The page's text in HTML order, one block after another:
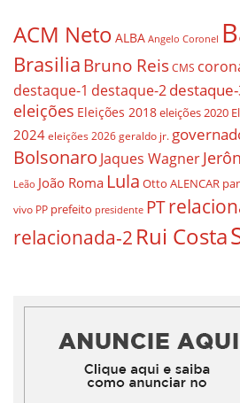
ACM Neto ALBA Angelo Coronel
BrasiliaBruno ReisCMS
destaque-1 destaque-2
eleições Eleições 2018eleições 2020
2024 eleições 2026 geraldo jr.
Bolsonaro Jaques Wagner
Leão João Roma Lula Otto ALENCAR
vivo PP prefeito presidente PT
relacionada-2 Rui Costa